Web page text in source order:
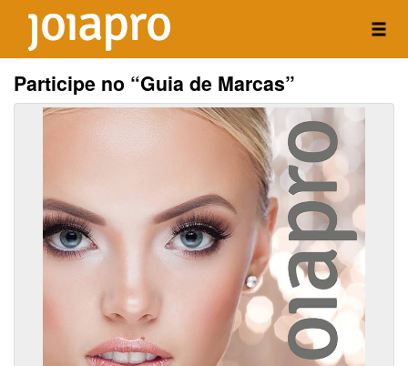
Participe no “Guia de Marcas”